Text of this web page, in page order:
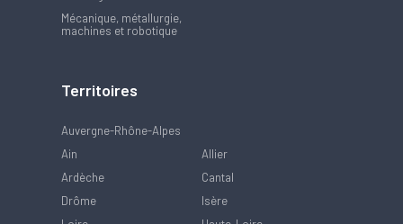
Mécanique, métallurgie,
machines et robotique
Territoires
Auvergne-Rhône-Alpes
Ain
Allier
Ardèche
Cantal
Drôme
Isère